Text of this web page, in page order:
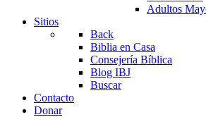
Adultos
Sitios
Back
Biblia en Casa
Consejería Bíblica
Blog IBJ
Buscar
Contacto
Donar